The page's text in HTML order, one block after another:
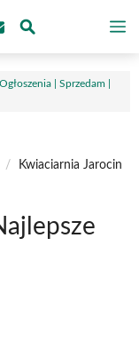
| Sprzedam |
/
Kwiaciarnia Jarocin